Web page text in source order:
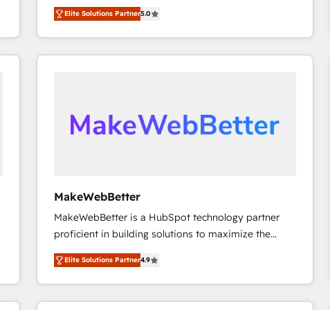
HubSpot大百科 出版 CRM・AI活用に関するご相談、現
HubSpot’s only Elite Partner with all 8 Accreditations
and a 3× Partner of the Year, New Breed turns
HubSpot into your engine for measurable, durable
growth.
growth. As a triple-accredited HubSpot Solutions
Partner, we specialize in both strategic RevOps
planning and hands-on technical execution - building
the operational foundation companies need to
we help: ✔️ Full HubSpot implementations and portal
optimization ✔️ Data migrations, CRM architecture,
based engagements and ongoing RevOps
partnerships, we guide organizations through the
revenue maturity model - delivering the right
improvements at the right time so operations
evolve strategically and sustainably as the business
grows.
Elite Solutions Partner5.0
MakeWebBetter
MakeWebBetter is a HubSpot technology partner
proficient in building solutions to maximize the
operational efficiency of HubSpot. The fastest-
growing tech-enabler & facilitator, MakeWebBetter,
hands you the blend of HubSpot expertise &
eminent solutions & integrations. Trust us to
Elite Solutions Partner4.9